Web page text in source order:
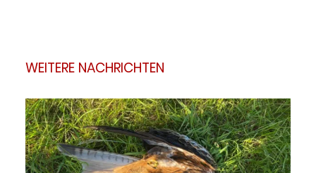
WEITERE NACHRICHTEN